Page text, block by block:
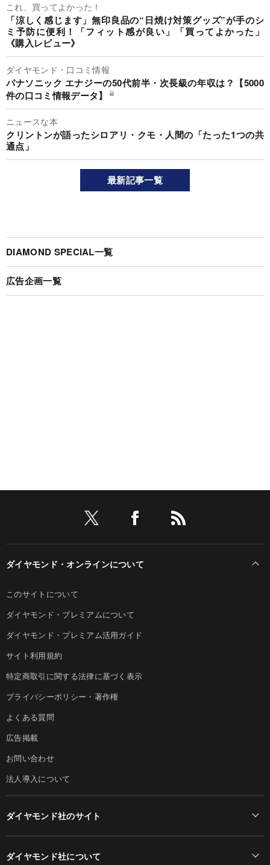
これ、買ってよかった！
「涼しく感じます」無印良品の“日焼け対策グッズ”が手のシ
ミ予防に便利！「フィット感が良い」「買ってよかった」
《購入レビュー》
ダイヤモンド・口コミ情報
パナソニック エナジーの50代前半・次長級の年収は？【5000
件の口コミ情報データ】
ニュースな本
クリントンが語ったシロアリ・クモ・人間の「たった1つの共
通点」
最新記事一覧
DIAMOND SPECIAL一覧
広告企画一覧
ダイヤモンド・オンラインについて
このサイトについて
ダイヤモンド・プレミアムについて
ダイヤモンド・プレミアム活用ガイド
サイト利用規約
特定商取引に関する法律に基づく表示
プライバシーポリシー・著作権
よくある質問
広告掲載
お問い合わせ
法人導入について
ダイヤモンド社のサイト
ダイヤモンド社について